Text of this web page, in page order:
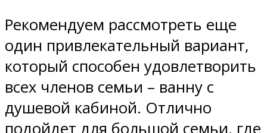
Рекомендуем рассмотреть еще
один привлекательный вариант,
который способен удовлетворить
всех членов семьи – ванну с
душевой кабиной. Отлично
подойдет для большой семьи, где